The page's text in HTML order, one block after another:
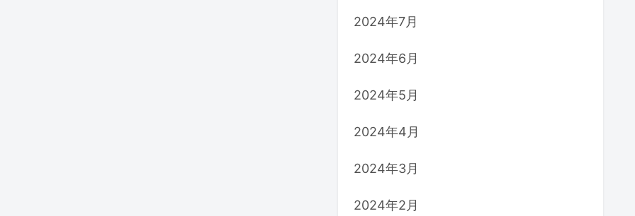
2024年7月
2024年6月
2024年5月
2024年4月
2024年3月
2024年2月